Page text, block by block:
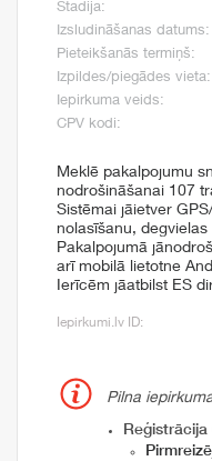
Stadija:
Izsludināšanas datums:
Pieteikšanās termiņš:
Izpildes/piegādes vieta:
Iepirkuma veids:
CPV kodi:
Meklē pakalpojumu
nodrošināšanai 107
Sistēmai jāietver
nolasīšanu,
Pakalpojumā
arī mobilā lietotne
Ierīcēm jāatbilst ES
Iepirkumi.lv ID:
Pilna
Reģistrācija